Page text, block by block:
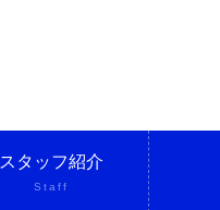
スタッフ紹介
Staff